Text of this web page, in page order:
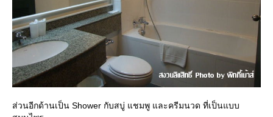
ส่วนอีกด้านเป็น Shower กับสบู่ แชมพู และครีมนวด ที่เป็นแบบ